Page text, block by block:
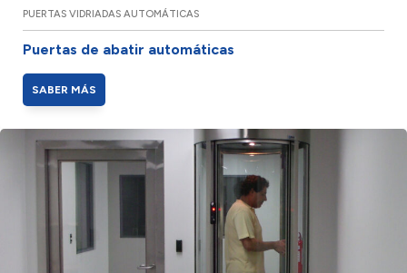
PUERTAS VIDRIADAS AUTOMÁTICAS
Puertas de abatir automáticas
SABER MÁS